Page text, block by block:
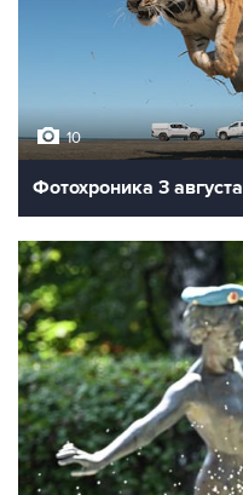
10
Фотохроника 3 августа